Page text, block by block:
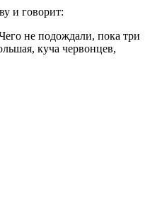
и говорит:
не подождали, пока три
куча червонцев,